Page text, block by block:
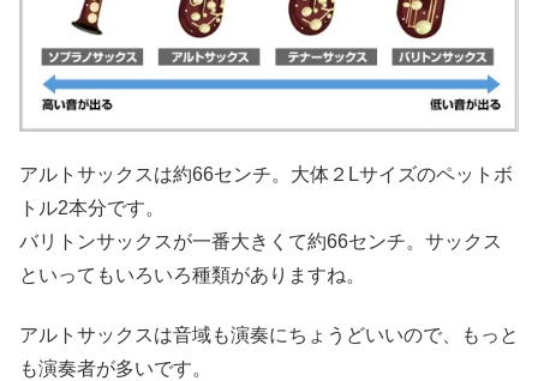
アルトサックスは約66センチ。大体２Lサイズのペットボ
トル2本分です。
バリトンサックスが一番大きくて約66センチ。サックス
といってもいろいろ種類がありますね。
アルトサックスは音域も演奏にちょうどいいので、もっと
も演奏者が多いです。